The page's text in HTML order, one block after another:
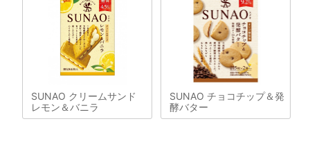
SUNAO クリームサンド
レモン＆バニラ
SUNAO チョコチップ＆発
酵バター